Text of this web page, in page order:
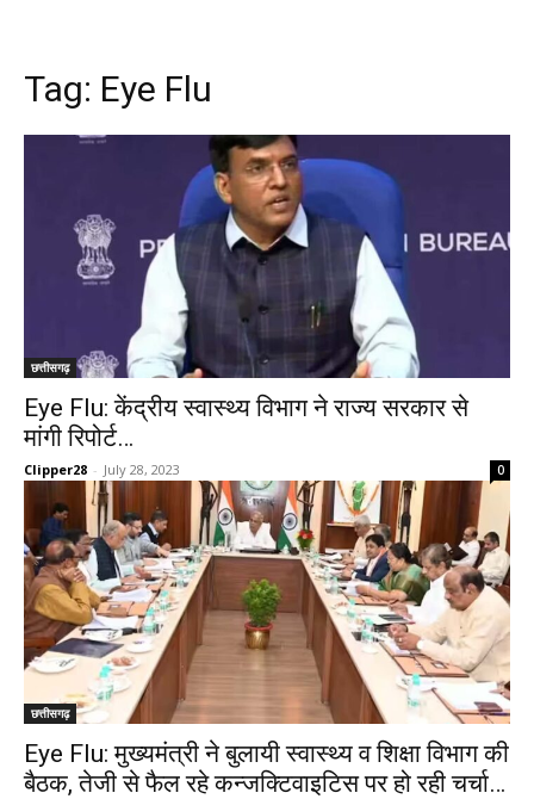
Tag: Eye Flu
छत्तीसगढ़
Eye Flu: केंद्रीय स्वास्थ्य विभाग ने राज्य सरकार से
मांगी रिपोर्ट…
Clipper28 - July 28, 2023 0
छत्तीसगढ़
Eye Flu: मुख्यमंत्री ने बुलायी स्वास्थ्य व शिक्षा विभाग की
बैठक, तेजी से फैल रहे कन्जक्टिवाइटिस पर हो रही चर्चा…